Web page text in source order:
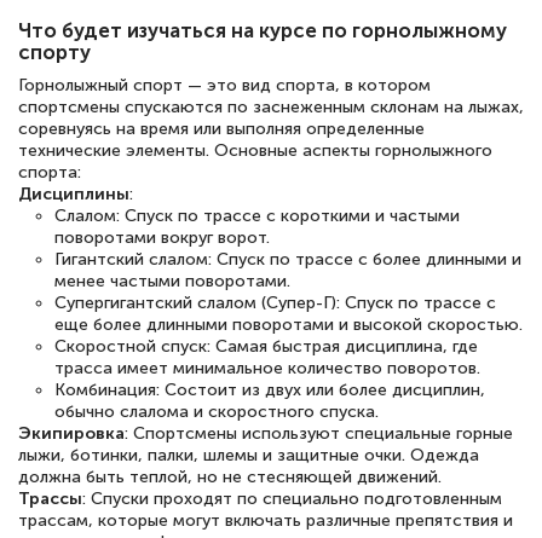
полезных материалов помогли
подготовиться к тестированию. Это
книги, методические рекомендации,
статьи. Времени на подготовку
достаточно. Курс помогает пройти
аттестацию в школе. Спасибо!
Евгения Коротких
Знаток города 2 уровня
12 марта 2026
Спасибо большое Академии! Грамотное,
вежливое сопровождение! Всё чётко и
понятно! Проходила повышение
квалификации. Ещё раз - СПАСИБО!
Что будет изучаться на курсе по горнолыжному
спорту
Горнолыжный спорт — это вид спорта, в котором
спортсмены спускаются по заснеженным склонам на лыжах,
соревнуясь на время или выполняя определенные
технические элементы. Основные аспекты горнолыжного
спорта:
Дисциплины:
Слалом: Спуск по трассе с короткими и частыми
поворотами вокруг ворот.
Гигантский слалом: Спуск по трассе с более длинными и
менее частыми поворотами.
Супергигантский слалом (Супер-Г): Спуск по трассе с
еще более длинными поворотами и высокой скоростью.
Скоростной спуск: Самая быстрая дисциплина, где
трасса имеет минимальное количество поворотов.
Комбинация: Состоит из двух или более дисциплин,
обычно слалома и скоростного спуска.
Экипировка: Спортсмены используют специальные горные
лыжи, ботинки, палки, шлемы и защитные очки. Одежда
должна быть теплой, но не стесняющей движений.
Трассы: Спуски проходят по специально подготовленным
трассам, которые могут включать различные препятствия и